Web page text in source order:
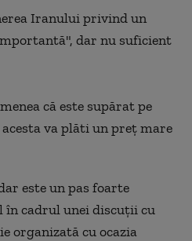
Iranului privind un
dar nu suficient
că este supărat pe
va plăti un preţ mare
este un pas foarte
în cadrul unei discuții cu
organizată cu ocazia